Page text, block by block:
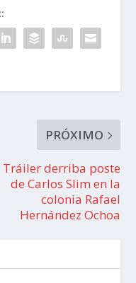
PRÓXIMO
Tráiler derriba poste
de Carlos Slim en la
colonia Rafael
Hernández Ochoa